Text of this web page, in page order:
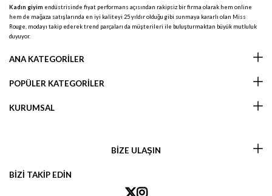
Kadın giyim endüstrisinde fiyat performans açısından rakipsiz bir firma olarak hem online
hem de mağaza satışlarında en iyi kaliteyi 25 yıldır olduğu gibi sunmaya kararlı olan Miss
Rouge, modayı takip ederek trend parçaları da müşterileri ile buluşturmaktan büyük mutluluk
duyuyor.
ANA KATEGORİLER
POPÜLER KATEGORİLER
KURUMSAL
BİZE ULAŞIN
BİZİ TAKİP EDİN